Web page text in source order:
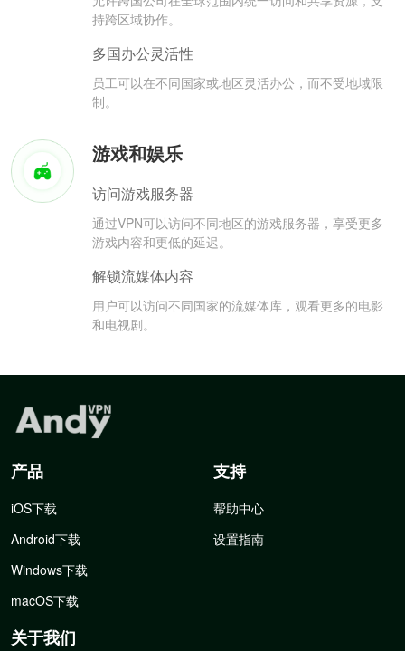
持跨区域协作。
多国办公灵活性
员工可以在不同国家或地区灵活办公，而不受地域限
制。
游戏和娱乐
访问游戏服务器
通过VPN可以访问不同地区的游戏服务器，享受更多
游戏内容和更低的延迟。
解锁流媒体内容
用户可以访问不同国家的流媒体库，观看更多的电影
和电视剧。
产品
iOS下载
Android下载
Windows下载
macOS下载
支持
帮助中心
设置指南
关于我们